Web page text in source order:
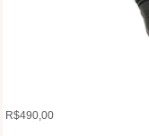
R$490,00